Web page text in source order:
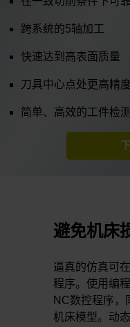
跨系统的5轴加工
快速达到高表面质量
刀具中心点处更高精度
简单、高效的工件检测
避免机床
逼真的仿真可
程序。使用编
NC数控程序，
机床模型。动